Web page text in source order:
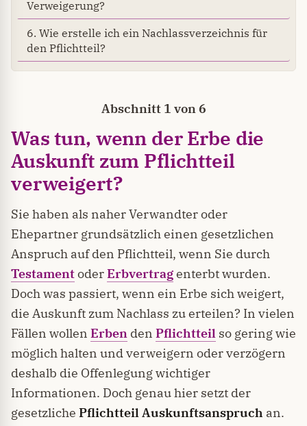
Verweigerung?
6. Wie erstelle ich ein Nachlassverzeichnis für
den Pflichtteil?
Abschnitt 1 von 6
Was tun, wenn der Erbe die
Auskunft zum Pflichtteil
verweigert?
Sie haben als naher Verwandter oder
Ehepartner grundsätzlich einen gesetzlichen
Anspruch auf den Pflichtteil, wenn Sie durch
TestamentoderErbvertragenterbt wurden.
Doch was passiert, wenn ein Erbe sich weigert,
die Auskunft zum Nachlass zu erteilen? In vielen
Fällen wollen Erben den Pflichtteil so gering wie
möglich halten und verweigern oder verzögern
deshalb die Offenlegung wichtiger
Informationen. Doch genau hier setzt der
gesetzliche Pflichtteil Auskunftsanspruch an.